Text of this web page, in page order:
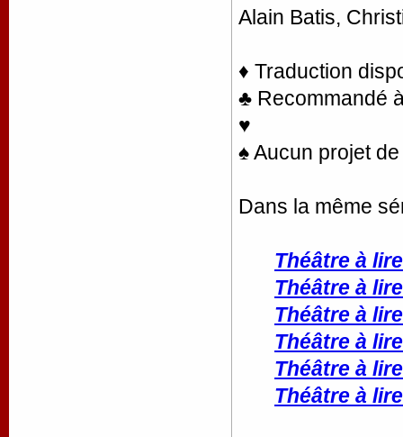
Alain Batis,
♦ Traduction
♣ Recommandé
♥
♠ Aucun projet
Dans la même
Théâtre à
Théâtre à
Théâtre à
Théâtre à
Théâtre à
Théâtre à